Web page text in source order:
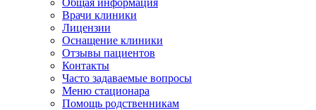
Общая информация
Врачи клиники
Лицензии
Оснащение клиники
Отзывы пациентов
Контакты
Часто задаваемые вопросы
Меню стационара
Помощь родственникам